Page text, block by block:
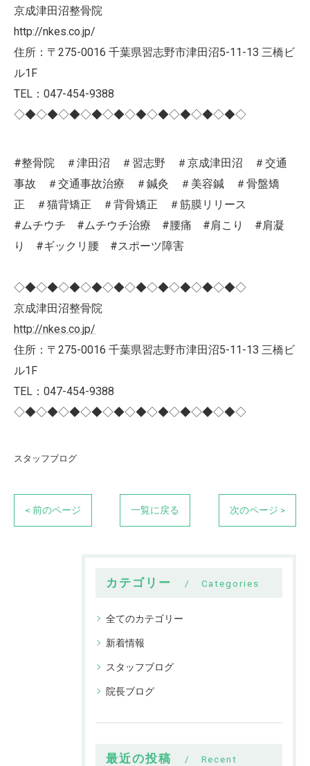
京成津田沼整骨院
http://nkes.co.jp/
住所：〒275-0016 千葉県習志野市津田沼5-11-13 三橋ビ
ル1F
TEL：047-454-9388
◇◆◇◆◇◆◇◆◇◆◇◆◇◆◇◆◇◆◇◆◇
#整骨院 ＃津田沼 ＃習志野 ＃京成津田沼 ＃交通
事故 ＃交通事故治療 ＃鍼灸 ＃美容鍼 ＃骨盤矯
正 ＃猫背矯正 ＃背骨矯正 ＃筋膜リリース
#ムチウチ #ムチウチ治療 #腰痛 #肩こり #肩凝
り #ギックリ腰 #スポーツ障害
◇◆◇◆◇◆◇◆◇◆◇◆◇◆◇◆◇◆◇◆◇
京成津田沼整骨院
http://nkes.co.jp/
住所：〒275-0016 千葉県習志野市津田沼5-11-13 三橋ビ
ル1F
TEL：047-454-9388
◇◆◇◆◇◆◇◆◇◆◇◆◇◆◇◆◇◆◇◆◇
スタッフブログ
< 前のページ 一覧に戻る 次のページ >
カテゴリー Categories
全てのカテゴリー
新着情報
スタッフブログ
院長ブログ
最近の投稿
Recent